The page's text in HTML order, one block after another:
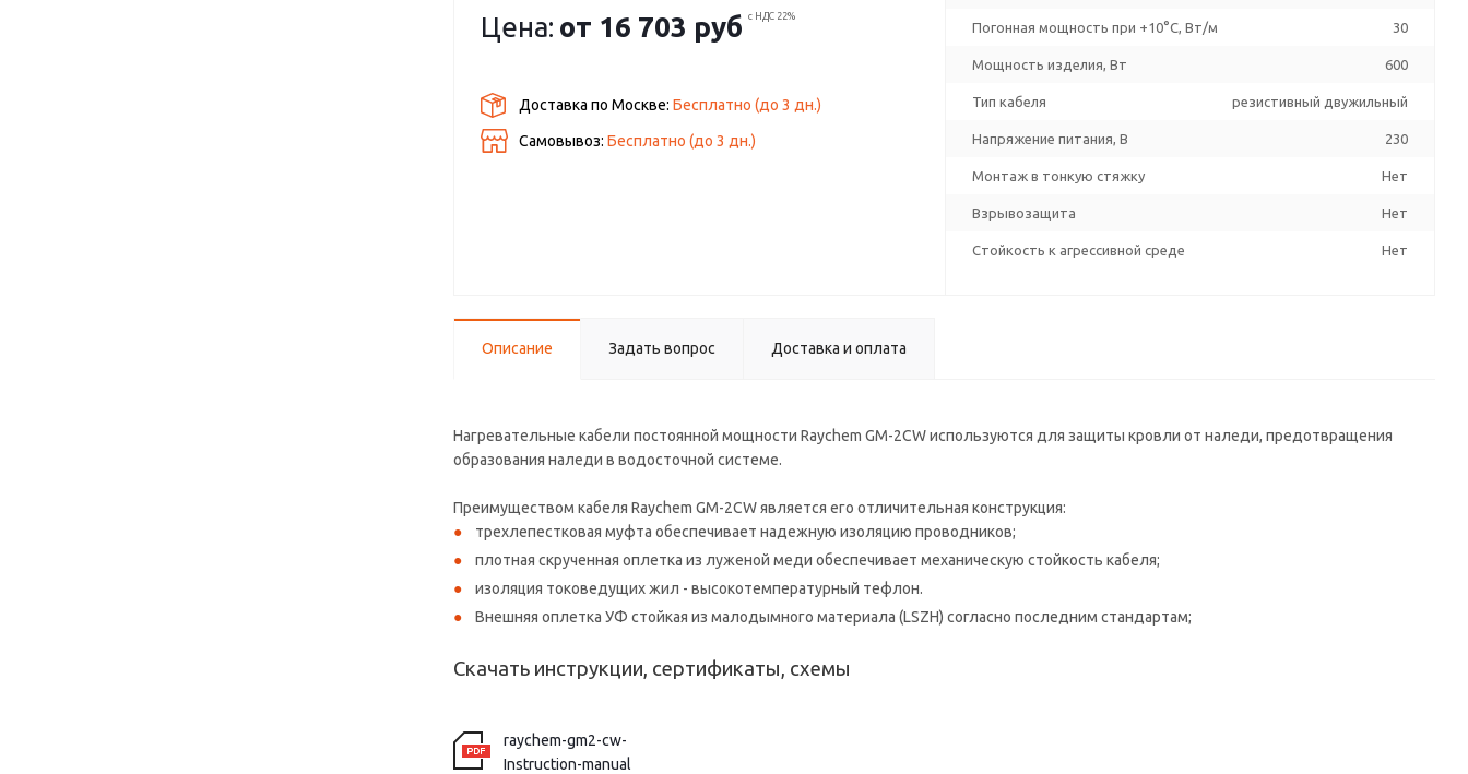
пластиковых поверхностях.
Гарантия производителя - до 10 лет.
Цена: от 16 703 руб с НДС 22%
Доставка по Москве:Бесплатно (до3 дн.)
Самовывоз:Бесплатно (до3 дн.)
Погонная мощность при +10°С, Вт/м 30
Мощность изделия, Вт 600
Тип кабеля резистивный двужильный
Напряжение питания, В 230
Монтаж в тонкую стяжку Нет
Взрывозащита Нет
Стойкость к агрессивной среде Нет
Описание Задать вопрос Доставка и оплата
Нагревательные кабели постоянной мощности Raychem GM-2CW используются для защиты кровли от наледи, предотвращения
образования наледи в водосточной системе.
Преимуществом кабеля Raychem GM-2CW является его отличительная конструкция:
трехлепестковая муфта обеспечивает надежную изоляцию проводников;
плотная скрученная оплетка из луженой меди обеспечивает механическую стойкость кабеля;
изоляция токоведущих жил - высокотемпературный тефлон.
Внешняя оплетка УФ стойкая из малодымного материала (LSZH) согласно последним стандартам;
Скачать инструкции, сертификаты, схемы
raychem-gm2-cw-
Instruction-manual